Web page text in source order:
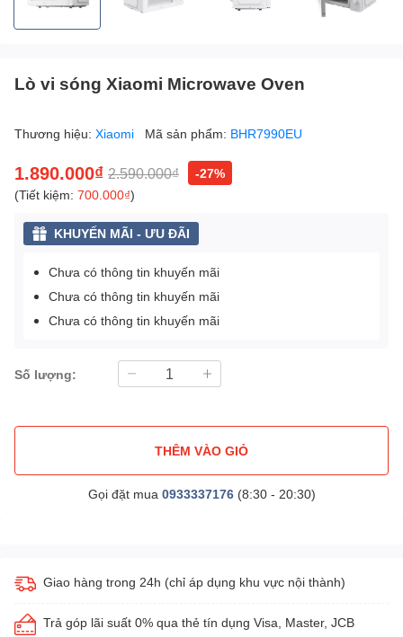
Lò vi sóng Xiaomi Microwave Oven
Thương hiệu: Xiaomi Mã sản phẩm: BHR7990EU
1.890.000₫ 2.590.000₫
-27%
(Tiết kiệm: 700.000₫)
KHUYẾN MÃI - ƯU ĐÃI
Chưa có thông tin khuyến mãi
Chưa có thông tin khuyến mãi
Chưa có thông tin khuyến mãi
Số lượng:
THÊM VÀO GIỎ
Gọi đặt mua 0933337176(8:30 - 20:30)
Giao hàng trong 24h (chỉ áp dụng khu vực nội thành)
Trả góp lãi suất 0% qua thẻ tín dụng Visa, Master, JCB